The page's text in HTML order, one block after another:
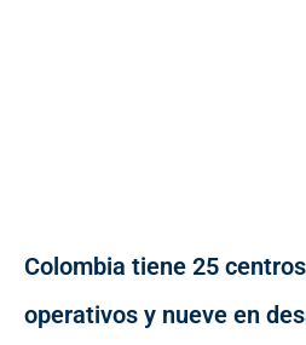
Colombia tiene 25
operativos y nueve en